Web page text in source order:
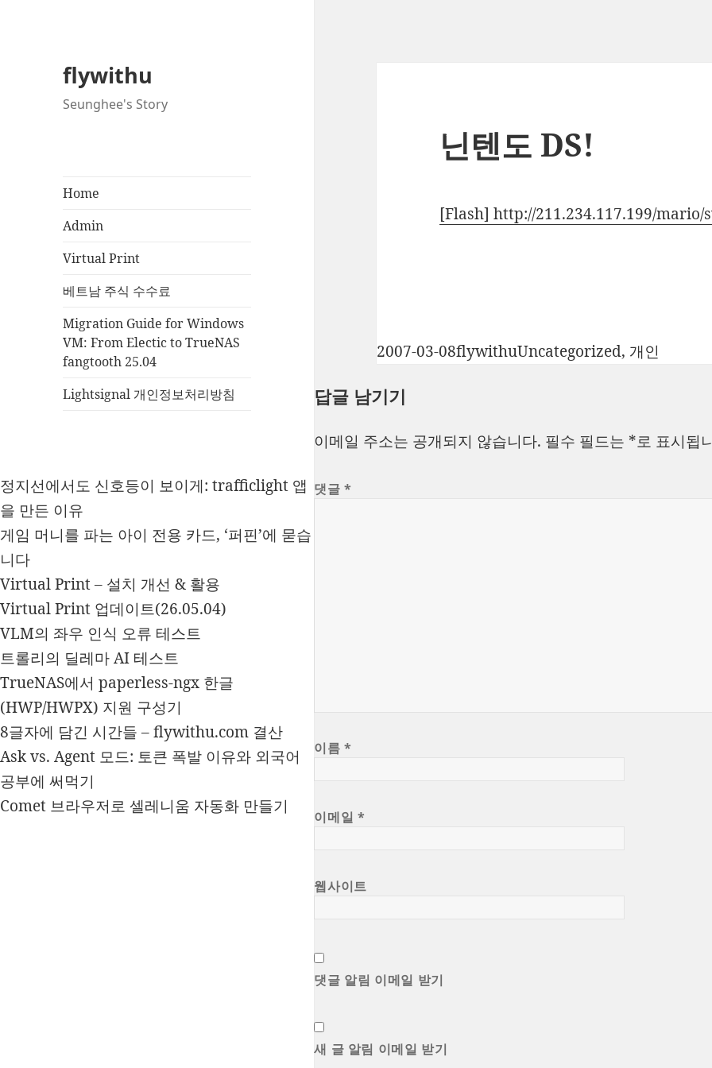
flywithu
Seunghee's Story
Home
Admin
Virtual Print
베트남 주식 수수료
Migration Guide for Windows
VM: From Electic to TrueNAS
fangtooth 25.04
Lightsignal 개인정보처리방침
정지선에서도 신호등이 보이게: trafficlight 앱
을 만든 이유
게임 머니를 파는 아이 전용 카드, ‘퍼핀’에 묻습
니다
Virtual Print – 설치 개선 & 활용
Virtual Print 업데이트(26.05.04)
VLM의 좌우 인식 오류 테스트
트롤리의 딜레마 AI 테스트
TrueNAS에서 paperless-ngx 한글
(HWP/HWPX) 지원 구성기
8글자에 담긴 시간들 – flywithu.com 결산
Ask vs. Agent 모드: 토큰 폭발 이유와 외국어
공부에 써먹기
Comet 브라우저로 셀레니움 자동화 만들기
닌텐도 DS!
[Flash] http://211.234.117.199/mario/
작
일
2007-03-08글
flywithu카
Uncategorized, 개인
답글 남기기
이메일 주소는 공개되지 않습니다. 필수 필드는 *로 표시됩
댓글*
이름*
이메일 *
웹사이트
댓글 알림 이메일 받기
새 글 알림 이메일 받기